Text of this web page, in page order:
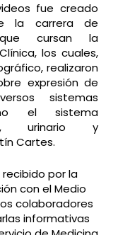
fue creado
la carrera de
que cursan la
los cuales,
realizaron
expresión de
sistemas
el sistema
urinario y
Cartes.
por la
con el Medio
colaboradores
informativas